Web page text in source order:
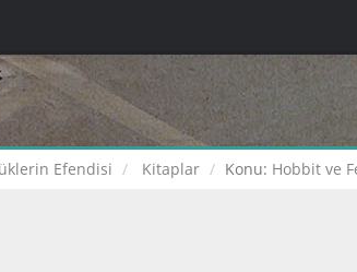
Efendisi Kitaplar Konu: Hobbit ve